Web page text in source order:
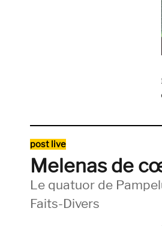
Catégories
post live
Melenas de
Le quatuor de
Faits-Divers